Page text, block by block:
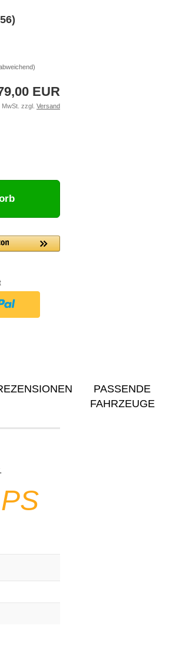
EUR
zzgl. Versand
PASSENDE
FAHRZEUGE